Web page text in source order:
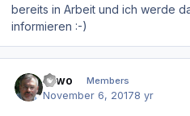
bereits in Arbeit und ich werde
informieren :-)
friwo Members
November 6, 20178 yr